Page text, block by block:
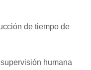
de tiempo de
humana